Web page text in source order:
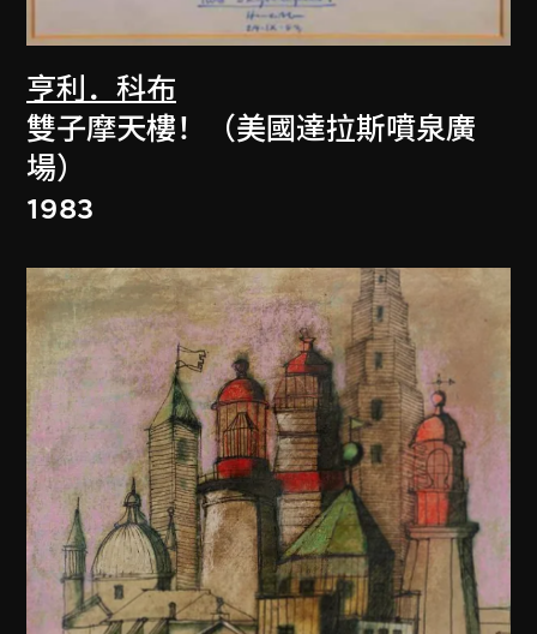
亨利．科布
雙子摩天樓！（美國達拉斯噴泉廣
場）
1983